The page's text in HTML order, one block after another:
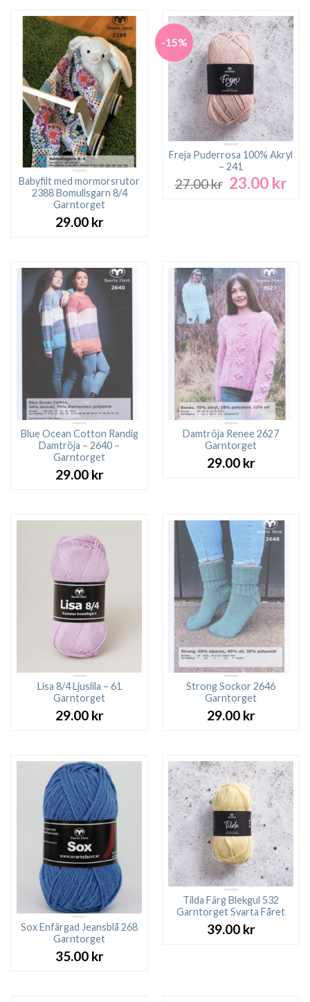
119.00 kr.
79.00 kr.
Babyfilt med mormorsrutor
2388 Bomullsgarn 8/4
Garntorget
29.00 kr
-15%
Freja Puderrosa 100% Akryl
– 241
27.00kr Det
23.00 krDet
Blue Ocean Cotton Randig
Damtröja – 2640 –
Garntorget
29.00 kr
Damtröja Renee 2627
Garntorget
29.00 kr
Lisa 8/4 Ljuslila – 61
Garntorget
29.00 kr
Strong Sockor 2646
Garntorget
29.00 kr
Sox Enfärgad Jeansblå 268
Garntorget
35.00 kr
Tilda Färg Blekgul 532
Garntorget Svarta Fåret
39.00 kr